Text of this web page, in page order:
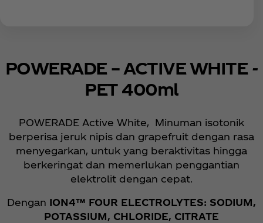
POWERADE – ACTIVE WHITE -
PET 400ml
POWERADE Active White, Minuman isotonik
berperisa jeruk nipis dan grapefruit dengan rasa
menyegarkan, untuk yang beraktivitas hingga
berkeringat dan memerlukan penggantian
elektrolit dengan cepat.
Dengan ION4™ FOUR ELECTROLYTES: SODIUM,
POTASSIUM, CHLORIDE, CITRATE